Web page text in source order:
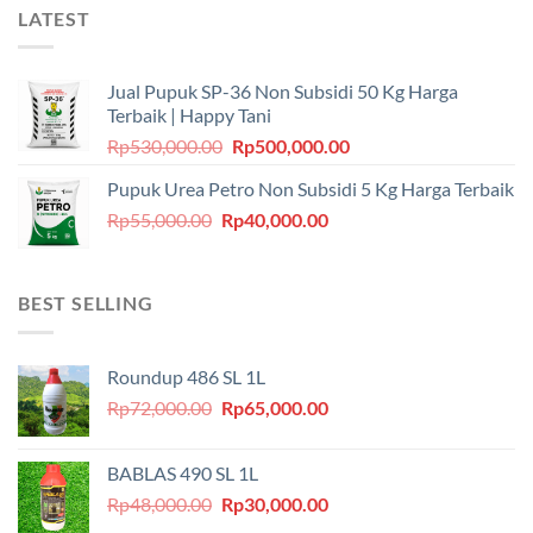
LATEST
Jual Pupuk SP-36 Non Subsidi 50 Kg Harga
Terbaik | Happy Tani
Rp530,000.00 Harga
adalah:
Rp530,000.00.
Rp500,000.00Harga
ini
Pupuk Urea Petro Non Subsidi 5 Kg Harga Terbaik
Rp55,000.00 Harga
Rp40,000.00Harga
BEST SELLING
Roundup 486 SL 1L
Rp72,000.00 Harga
Rp72,000.00.
Rp65,000.00Harga
Rp65,000.00.
BABLAS 490 SL 1L
Rp48,000.00 Harga
Rp30,000.00Harga